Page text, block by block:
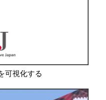
可視化する